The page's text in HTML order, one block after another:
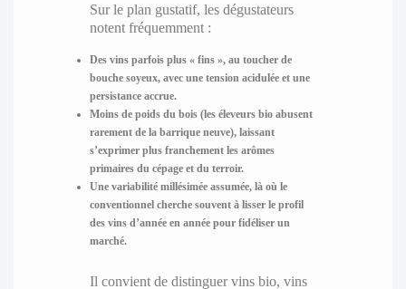
Sur le plan gustatif, les dégustateurs
notent fréquemment :
Des vins parfois plus « fins », au toucher de
bouche soyeux, avec une tension acidulée et une
persistance accrue.
Moins de poids du bois (les éleveurs bio abusent
rarement de la barrique neuve), laissant
s’exprimer plus franchement les arômes
primaires du cépage et du terroir.
Une variabilité millésimée assumée, là où le
conventionnel cherche souvent à lisser le profil
des vins d’année en année pour fidéliser un
marché.
Il convient de distinguer vins bio, vins